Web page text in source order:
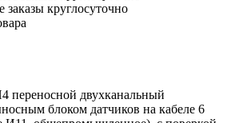
круглосуточно